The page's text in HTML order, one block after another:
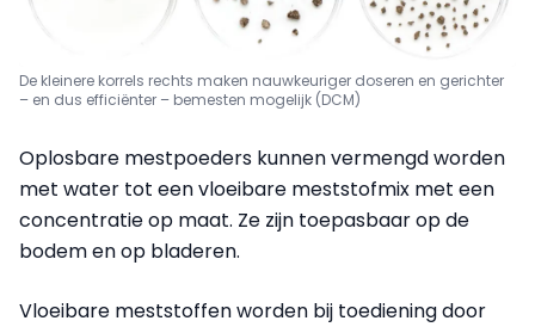
De kleinere korrels rechts maken nauwkeuriger doseren en gerichter
– en dus efficiënter – bemesten mogelijk (DCM)
Oplosbare mestpoeders kunnen vermengd worden
met water tot een vloeibare meststofmix met een
concentratie op maat. Ze zijn toepasbaar op de
bodem en op bladeren.
Vloeibare meststoffen worden bij toediening door